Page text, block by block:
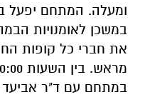
את חברי כל קופות
במתחם עם ד"ר אביעד